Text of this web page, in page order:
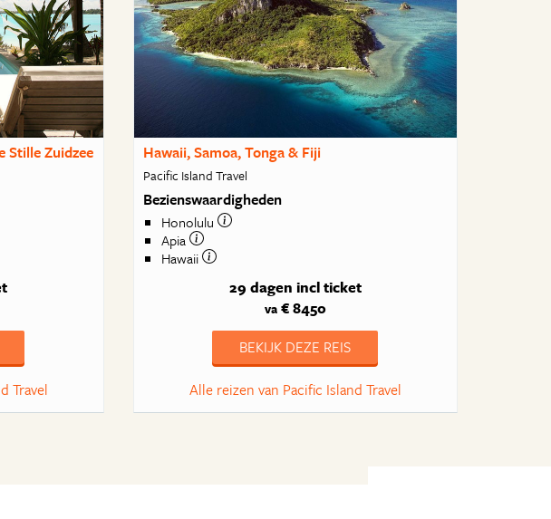
Stille Zuidzee
Travel
Hawaii, Samoa, Tonga & Fiji
Pacific Island Travel
Bezienswaardigheden
Honolulu
Apia
Hawaii
29 dagen incl ticket
va€ 8450
BEKIJK DEZE REIS
Alle reizen van Pacific Island Travel